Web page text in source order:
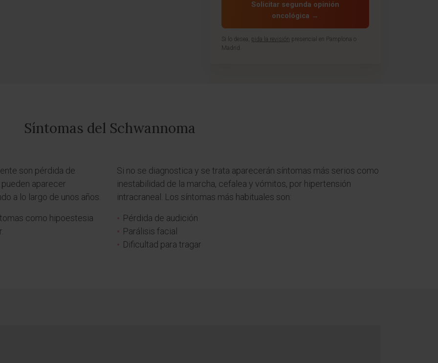
Solicitar segunda opinión
oncológica →
Si lo desea, pida la revisión presencial en Pamplona o
Madrid.
Síntomas del Schwannoma
son pérdida de
aparecer
a lo largo de unos años.
como hipoestesia
Si no se diagnostica y se trata aparecerán síntomas más serios como
inestabilidad de la marcha, cefalea y vómitos, por hipertensión
intracraneal. Los síntomas más habituales son:
Pérdida de audición
Parálisis facial
Dificultad para tragar